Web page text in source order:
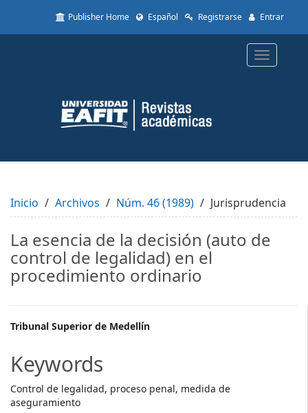
to
Content
Sidebar
Publisher Home Español Registrarse Entrar
Toggle
Inicio Archivos Núm. 46 (1989) Jurisprudencia
La esencia de la decisión (auto de
control de legalidad) en el
procedimiento ordinario
Main
Article
Content
Tribunal Superior de Medellín
Keywords
Control de legalidad, proceso penal, medida de
aseguramiento